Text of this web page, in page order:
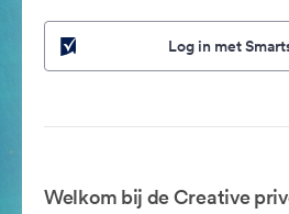
Log in met
Welkom bij de Creative